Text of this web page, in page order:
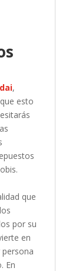
,
esto
que
por su
en
En